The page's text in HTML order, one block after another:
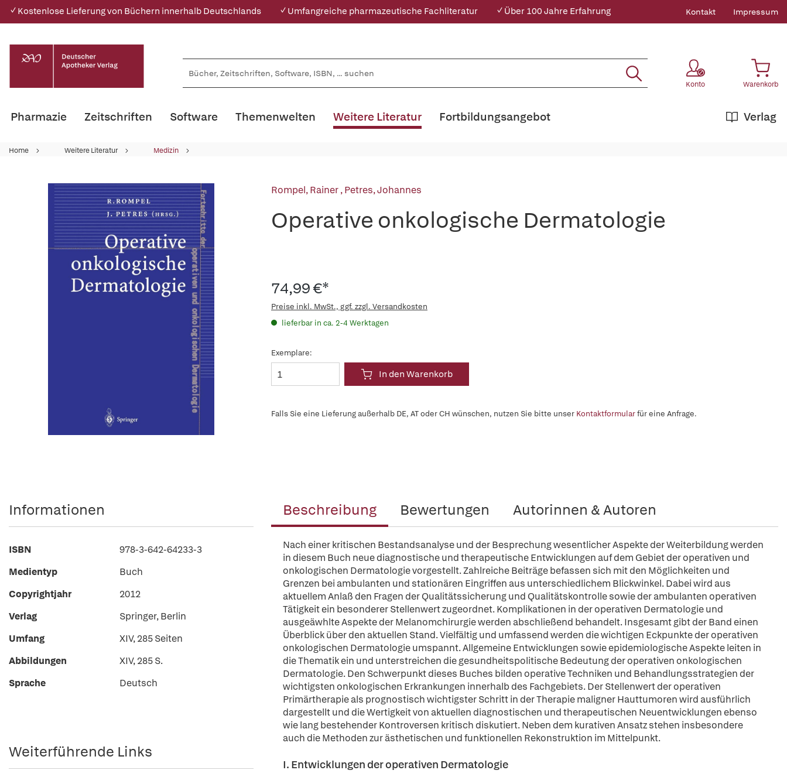
✓ Kostenlose Lieferung von Büchern innerhalb Deutschlands ✓ Umfangreiche pharmazeutische Fachliteratur ✓ Über 100 Jahre Erfahrung Kontakt Impressum
Konto Warenkorb
Pharmazie Zeitschriften Software Themenwelten Weitere Literatur Verlag
Fortbildungsangebot
Home Weitere Literatur Medizin
Rompel, Rainer,Petres, Johannes
Operative onkologische Dermatologie
74,99 €*
Preise inkl. MwSt., ggf. zzgl. Versandkosten
lieferbar in ca. 2-4 Werktagen
Exemplare:
In den Warenkorb
Falls Sie eine Lieferung außerhalb DE, AT oder CH wünschen, nutzen Sie bitte unser Kontaktformularfür eine Anfrage.
Beschreibung Bewertungen Autorinnen & Autoren
Nach einer kritischen Bestandsanalyse und der Besprechung wesentlicher Aspekte der Weiterbildung werden
in diesem Buch neue diagnostische und therapeutische Entwicklungen auf dem Gebiet der operativen und
onkologischen Dermatologie vorgestellt. Zahlreiche Beiträge befassen sich mit den Möglichkeiten und
Grenzen bei ambulanten und stationären Eingriffen aus unterschiedlichem Blickwinkel. Dabei wird aus
aktuellem Anlaß den Fragen der Qualitätssicherung und Qualitätskontrolle sowie der ambulanten operativen
Tätigkeit ein besonderer Stellenwert zugeordnet. Komplikationen in der operativen Dermatologie und
ausgeäwhlte Aspekte der Melanomchirurgie werden abschließend behandelt. Insgesamt gibt der Band einen
Überblick über den aktuellen Stand. Vielfältig und umfassend werden die wichtigen Eckpunkte der operativen
onkologischen Dermatologie umspannt. Allgemeine Entwicklungen sowie epidemiologische Aspekte leiten in
die Thematik ein und unterstreichen die gesundheitspolitische Bedeutung der operativen onkologischen
Dermatologie. Den Schwerpunkt dieses Buches bilden operative Techniken und Behandlungsstrategien der
wichtigsten onkologischen Erkrankungen innerhalb des Fachgebiets. Der Stellenwert der operativen
Primärtherapie als prognostisch wichtigster Schritt in der Therapie maligner Hauttumoren wird ausführlich
dargestellt und die Wertigkeit von aktuellen diagnostischen und therapeutischen Neuentwicklungen ebenso
wie lang bestehender Kontroversen kritisch diskutiert. Neben dem kurativen Ansatz stehen insbesondere
auch die Methoden zur ästhetischen und funktionellen Rekonstruktion im Mittelpunkt.
I. Entwicklungen der operativen Dermatologie
Informationen
ISBN
978-3-642-64233-3
Medientyp
Buch
Copyrightjahr
2012
Verlag
Springer, Berlin
Umfang
XIV, 285 Seiten
Abbildungen
XIV, 285 S.
Sprache
Deutsch
Weiterführende Links